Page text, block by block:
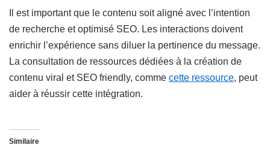
Il est important que le contenu soit aligné avec l’intention
de recherche et optimisé SEO. Les interactions doivent
enrichir l’expérience sans diluer la pertinence du message.
La consultation de ressources dédiées à la création de
contenu viral et SEO friendly, comme cette ressource, peut
aider à réussir cette intégration.
Similaire